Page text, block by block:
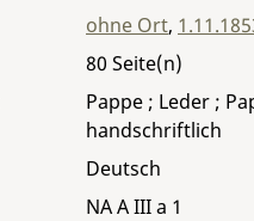
ohne Ort,
80
Pappe ; Leder ;
handschriftlich
Deutsch
NA A III a 1